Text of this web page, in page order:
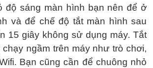
độ sáng màn hình bạn nên để ở
và để chế độ tắt màn hình sau
15 giây không sử dụng máy. Tắt
ngầm trên máy như trò chơi,
Bạn cũng cần để chuông nhỏ